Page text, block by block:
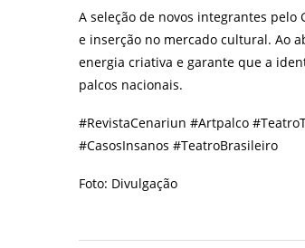
A seleção de novos integrantes
e inserção no mercado cultural. Ao
energia criativa e garante que a
palcos nacionais.
#RevistaCenariun #Artpalco
#CasosInsanos #TeatroBrasileiro
Foto: Divulgação